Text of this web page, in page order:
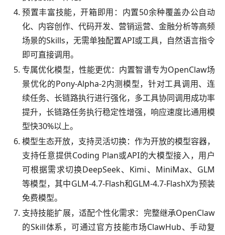
预置丰富技能，开箱即用：内置50余种覆盖办公自动
化、内容创作、代码开发、营销运营、金融分析等高频
场景的Skills，无需单独配置API或工具，自然语言指令
即可直接调用。
专属优化模型，性能更优：内置智谱专为OpenClaw场
景优化的Pony-Alpha-2内测模型，针对工具调用、连
续任务、长链路执行进行强化，多工具协同调用成功率
提升，长链路任务执行稳定性增强，响应速度比通用模
型快30%以上。
模型生态开放，支持灵活切换：作为开放的模型容器，
支持任意提供Coding Plan或API的大模型接入，用户
可根据需求切换DeepSeek、Kimi、MiniMax、GLM
等模型，其中GLM-4.7-Flash和GLM-4.7-FlashX为预装
免费模型。
支持技能扩展，适配个性化需求：完整继承OpenClaw
的Skill体系，可通过官方技能市场ClawHub、手动复